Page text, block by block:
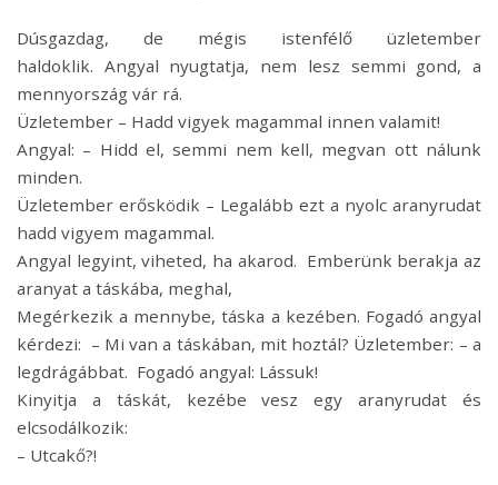
Dúsgazdag, de mégis istenfélő üzletember
haldoklik. Angyal nyugtatja, nem lesz semmi gond, a
mennyország vár rá.
Üzletember – Hadd vigyek magammal innen valamit!
Angyal: – Hidd el, semmi nem kell, megvan ott nálunk
minden.
Üzletember erősködik – Legalább ezt a nyolc aranyrudat
hadd vigyem magammal.
Angyal legyint, viheted, ha akarod. Emberünk berakja az
aranyat a táskába, meghal,
Megérkezik a mennybe, táska a kezében. Fogadó angyal
kérdezi: – Mi van a táskában, mit hoztál? Üzletember: – a
legdrágábbat. Fogadó angyal: Lássuk!
Kinyitja a táskát, kezébe vesz egy aranyrudat és
elcsodálkozik:
– Utcakő?!